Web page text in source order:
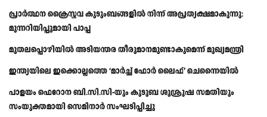
പ്രാര്‍ത്ഥന ക്രൈസ്തവ കുടുംബങ്ങളില്‍ നിന്ന് അപ്രത്യക്ഷമാകുന്നു:
മുന്നറിയിപ്പുമായി പാപ്പ
മുതലപ്പൊഴിയിൽ അടിയന്തര തീരുമാനമുണ്ടാകുമെന്ന് മുഖ്യമന്ത്രി
ഇന്ത്യയിലെ ഇക്കൊല്ലത്തെ ‘മാർച്ച് ഫോർ ലൈഫ്’ ചെന്നൈയിൽ
പാളയം ഫെറോന ബി.സി.സി-യും കുടുബ ശുശ്രൂഷ സമതിയും
സംയുക്തമായി സെമിനാർ സംഘടിപ്പിച്ചു